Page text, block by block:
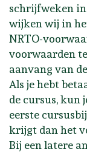
schrijfweken
wijken wij in
NRTO-
voorwaarden
aanvang van
Als je hebt
de cursus, kun
eerste
krijgt dan het
Bij een latere